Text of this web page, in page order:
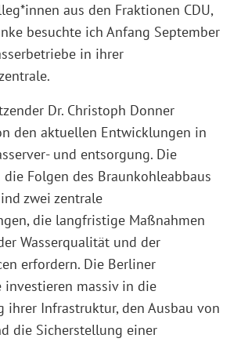
aus den Fraktionen CDU,
besuchte ich Anfang September
in ihrer
Dr. Christoph Donner
den aktuellen Entwicklungen in
und entsorgung. Die
Folgen des Braunkohleabbaus
zwei zentrale
die langfristige Maßnahmen
Wasserqualität und der
erfordern. Die Berliner
investieren massiv in die
ihrer Infrastruktur, den Ausbau von
die Sicherstellung einer